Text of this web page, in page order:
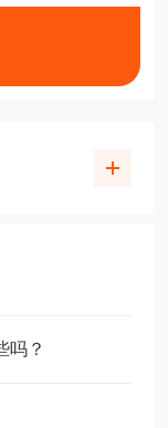
吗？